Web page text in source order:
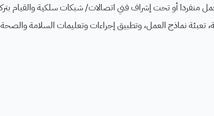
منفردا أو تحت إشراف فني اتصالات/ شبكات سلكية والقيام
تعبئة نماذج العمل، وتطبيق إجراءات وتعليمات السلامة والصحة